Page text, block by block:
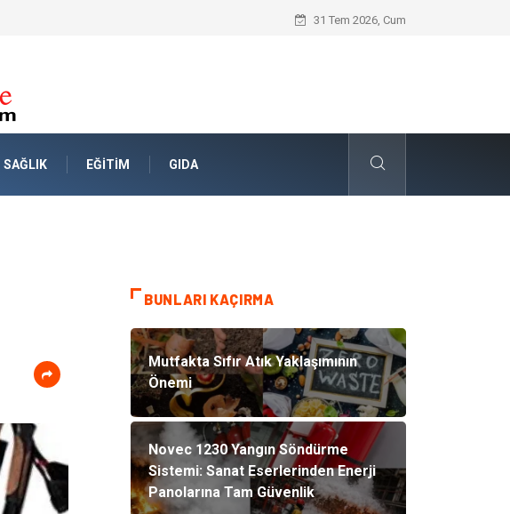
Skoda Yedek Parça Seçiminde Teknik
31 Tem 2026, Cum
SAĞLIK EĞITIM GIDA
BUNLARI KAÇIRMA
Mutfakta Sıfır Atık Yaklaşımının
Önemi
Novec 1230 Yangın Söndürme
Sistemi: Sanat Eserlerinden Enerji
Panolarına Tam Güvenlik